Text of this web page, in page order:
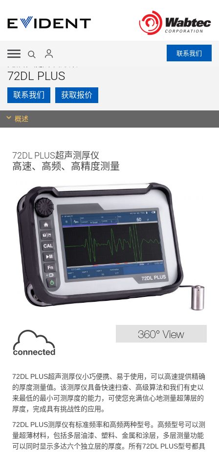
联系我们
72DL PLUS
联系我们 获取报价
概述
72DL PLUS超声测厚仪
高速、高频、高精度测量
72DL PLUS超声测厚仪小巧便携、易于使用，可以高速提供精确
的厚度测量值。该测厚仪具备快速扫查、高级算法和我们有史以
来最低的最小可测厚度的能力，可使您充满信心地测量超薄层的
厚度，完成具有挑战性的应用。
72DL PLUS测厚仪有标准频率和高频两种型号。高频型号可以测
量超薄材料，包括多层油漆、塑料、金属和涂层，多层测量功能
可以同时显示多达六个独立层的厚度。所有72DL PLUS型号都具